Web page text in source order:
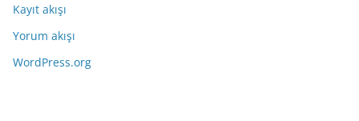
Kayıt akışı
Yorum akışı
WordPress.org